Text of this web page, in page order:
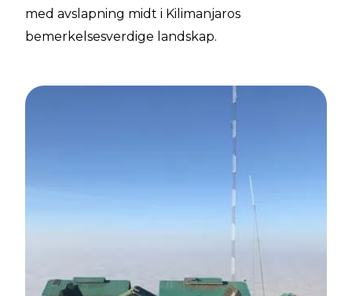
med avslapning midt i Kilimanjaros
bemerkelsesverdige landskap.